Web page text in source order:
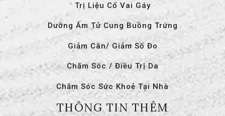
Trị Liệu Cổ Vai Gáy
Dưỡng Ấm Tử Cung Buồng Trứng
Giảm Cân/ Giảm Số Đo
Chăm Sóc / Điều Trị Da
Chăm Sóc Sức Khoẻ Tại Nhà
THÔNG TIN THÊM